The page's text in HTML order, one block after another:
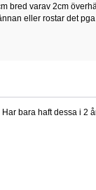
bred varav 2cm
eller rostar det
bara haft dessa i 2